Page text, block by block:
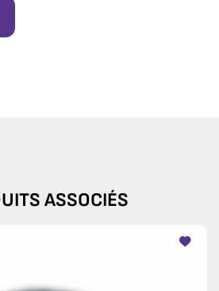
ASSOCIÉS